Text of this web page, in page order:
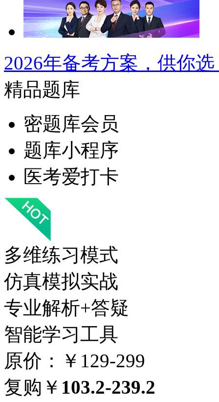
2026年备考方案，供你
精品题库
密题库会员
题库小程序
医考爱打卡
多维练习模式
仿真模拟实战
专业解析+答疑
智能学习工具
原价：￥129-299
复购￥ 103.2-239.2